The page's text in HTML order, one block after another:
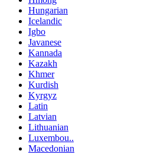
Hungarian
Icelandic
Igbo
Javanese
Kannada
Kazakh
Khmer
Kurdish
Kyrgyz
Latin
Latvian
Lithuanian
Luxembou..
Macedonian